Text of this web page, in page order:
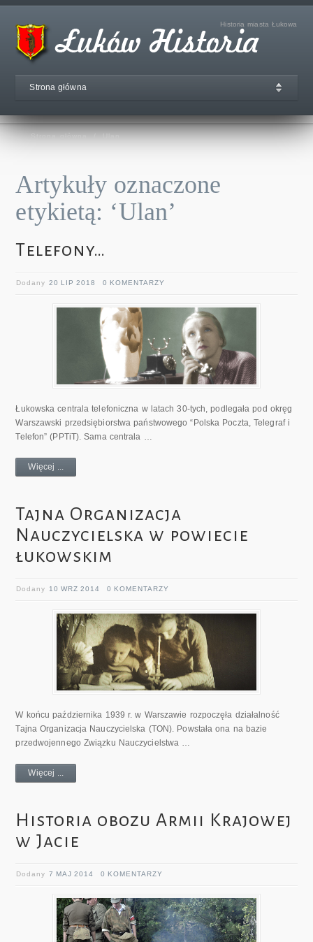
Historia miasta Łukowa
Strona główna
Strona główna Ulan
Artykuły oznaczone
etykietą: ‘Ulan’
Telefony…
Dodany20 LIP 2018 0 KOMENTARZY
Łukowska centrala telefoniczna w latach 30-tych, podlegała pod okręg
Warszawski przedsiębiorstwa państwowego “Polska Poczta, Telegraf i
Telefon” (PPTiT). Sama centrala …
Więcej ...
Tajna Organizacja
Nauczycielska w powiecie
łukowskim
Dodany 10 WRZ 2014 0 KOMENTARZY
W końcu października 1939 r. w Warszawie rozpoczęła działalność
Tajna Organizacja Nauczycielska (TON). Powstała ona na bazie
przedwojennego Związku Nauczycielstwa …
Więcej ...
Historia obozu Armii Krajowej
w Jacie
Dodany7 MAJ 2014 0 KOMENTARZY